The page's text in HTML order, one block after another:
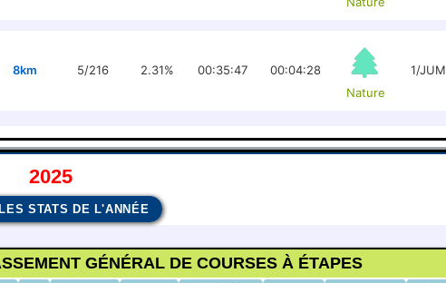
8km 5/216 2.31% 00:35:47
00:04:28
Nature
1/JUM
2025
STATS DE L'ANNÉE
GÉNÉRAL DE COURSES À ÉTAPES